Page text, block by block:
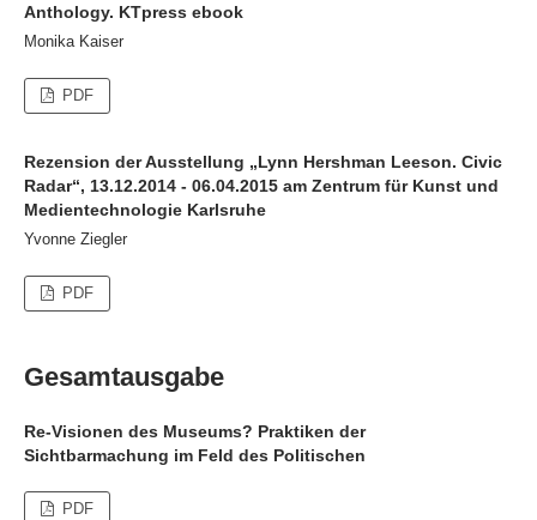
Anthology. KTpress ebook
Monika Kaiser
PDF
Rezension der Ausstellung „Lynn Hershman Leeson. Civic
Radar“, 13.12.2014 - 06.04.2015 am Zentrum für Kunst und
Medientechnologie Karlsruhe
Yvonne Ziegler
PDF
Gesamtausgabe
Re-Visionen des Museums? Praktiken der
Sichtbarmachung im Feld des Politischen
PDF